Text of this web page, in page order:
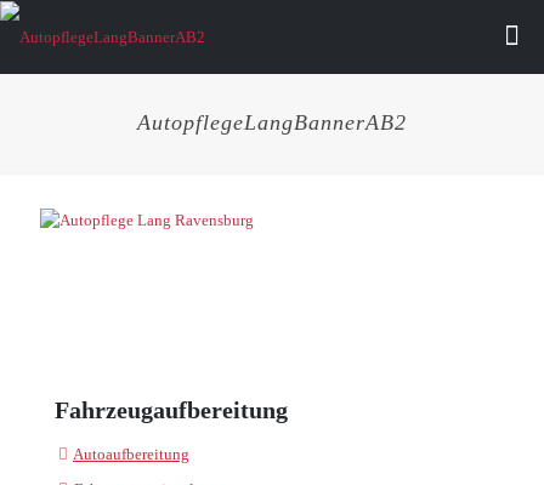
AutopflegeLangBannerAB2
Fahrzeugaufbereitung
Autoaufbereitung